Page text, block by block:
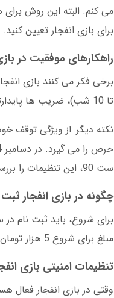
برای بازی انفجار تعیین کنید.
راهکارهای موفقیت در
تا 10 شب)، ضریب ها پایدارتر است. من خودم این را در 3 ماه گذشته تست کردم. از 100 دور بازی، در ساعات شلوغ 68 بار سود کردم.
ست 90، این تنظیمات را بررسی کنید.
چگونه در بازی انفجار
مبلغ برای شروع 5 هزار تومان است. پیشنهاد من این است که اول با حساب دمو تمرین کنید.
تنظیمات امنیتی بازی
وقتی در بازی انفجار